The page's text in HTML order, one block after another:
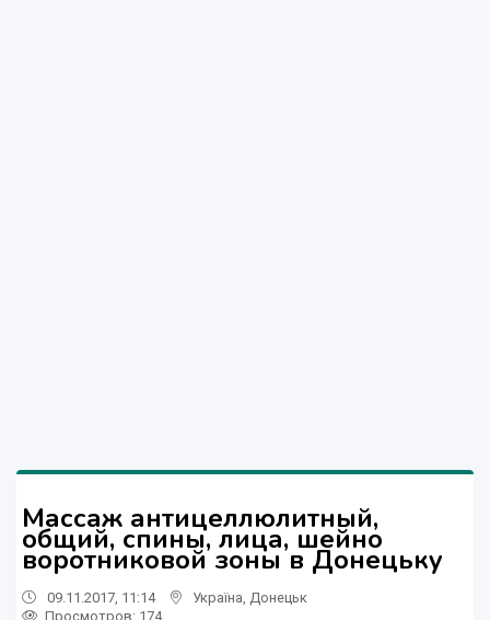
Массаж антицеллюлитный,
общий, спины, лица, шейно
воротниковой зоны в Донецьку
09.11.2017, 11:14 Україна Донецьк
Просмотров: 174